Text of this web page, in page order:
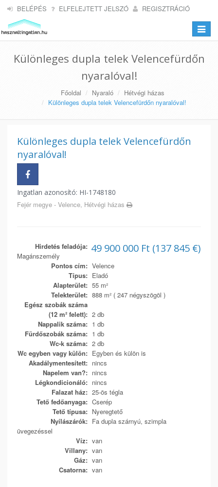
BELÉPÉS ELFELEJTETT JELSZÓ REGISZTRÁCIÓ
Toggle
Különleges dupla telek Velencefürdőn
nyaralóval!
Főoldal Nyaraló
Hétvégi házas
Különleges dupla telek Velencefürdőn nyaralóval!
Különleges dupla telek Velencefürdőn
nyaralóval!
Ingatlan azonosító: HI-1748180
Fejér megye - Velence, Hétvégi házas
49 900 000 Ft (137 845 €)
Hirdetés feladója:
Magánszemély
Pontos cím: Velence
Típus: Eladó
Alapterület: 55 m²
Telekterület: 888 m² ( 247 négyszögöl )
Egész szobák száma
(12 m² felett): 2 db
Nappalik száma: 1 db
Fürdőszobák száma: 1 db
Wc-k száma: 2 db
Wc egyben vagy külön: Egyben és külön is
Akadálymentesített: nincs
Napelem van?: nincs
Légkondicionáló: nincs
Falazat ház: 25-ös tégla
Tető fedőanyaga: Cserép
Tető típusa: Nyeregtető
Nyílászárók: Fa dupla szárnyú, szimpla
üvegezéssel
Víz: van
Villany: van
Gáz: van
Csatorna: van